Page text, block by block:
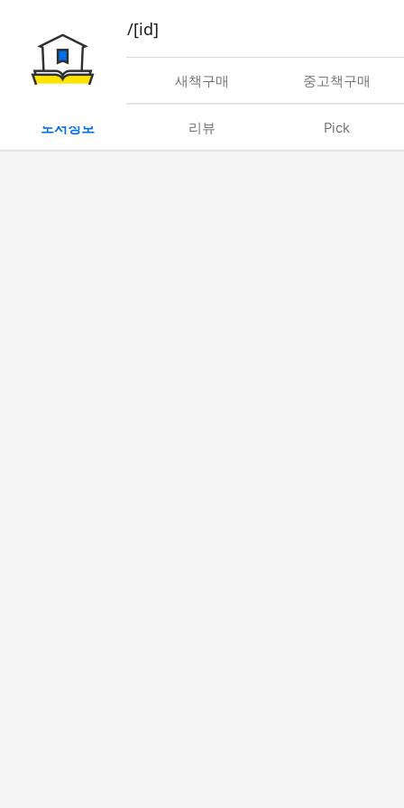
book/rent/[id]
대여 새책구매 중고책구매
도서정보 리뷰 Pick